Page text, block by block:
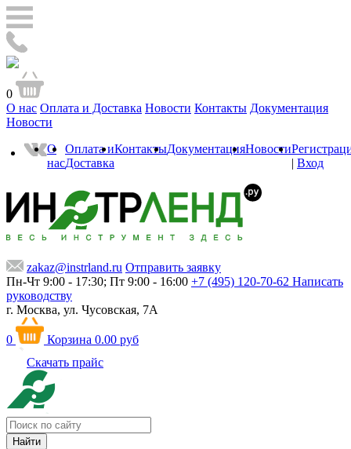
0
О нас Оплата и Доставка Новости Контакты Документация
Новости
О
нас
Оплата и
Доставка
КонтактыДокументацияНовости
| Вход
zakaz@instrland.ru Отправить заявку
Пн-Чт 9:00 - 17:30; Пт 9:00 - 16:00 +7 (495) 120-70-62 Написать
руководству
г. Москва, ул. Чусовская, 7А
0 Корзина 0.00 руб
Скачать прайс